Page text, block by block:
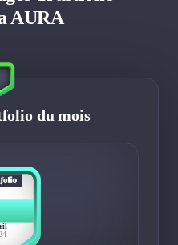
AURA
du mois